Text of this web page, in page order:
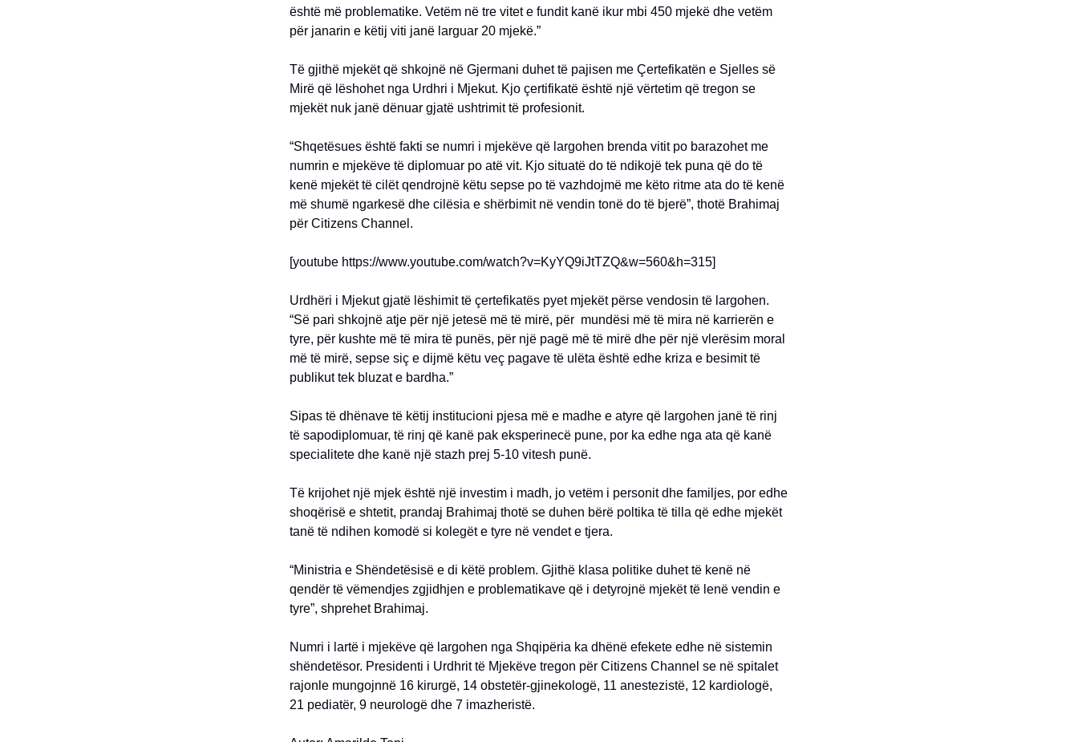
është më problematike. Vetëm në tre vitet e fundit kanë ikur mbi 450 mjekë dhe vetëm
për janarin e këtij viti janë larguar 20 mjekë.”
Të gjithë mjekët që shkojnë në Gjermani duhet të pajisen me Çertefikatën e Sjelles së
Mirë që lëshohet nga Urdhri i Mjekut. Kjo çertifikatë është një vërtetim që tregon se
mjekët nuk janë dënuar gjatë ushtrimit të profesionit.
“Shqetësues është fakti se numri i mjekëve që largohen brenda vitit po barazohet me
numrin e mjekëve të diplomuar po atë vit. Kjo situatë do të ndikojë tek puna që do të
kenë mjekët të cilët qendrojnë këtu sepse po të vazhdojmë me këto ritme ata do të kenë
më shumë ngarkesë dhe cilësia e shërbimit në vendin tonë do të bjerë”, thotë Brahimaj
për Citizens Channel.
[youtube https://www.youtube.com/watch?v=KyYQ9iJtTZQ&w=560&h=315]
Urdhëri i Mjekut gjatë lëshimit të çertefikatës pyet mjekët përse vendosin të largohen.
“Së pari shkojnë atje për një jetesë më të mirë, për mundësi më të mira në karrierën e
tyre, për kushte më të mira të punës, për një pagë më të mirë dhe për një vlerësim moral
më të mirë, sepse siç e dijmë këtu veç pagave të ulëta është edhe kriza e besimit të
publikut tek bluzat e bardha.”
Sipas të dhënave të këtij institucioni pjesa më e madhe e atyre që largohen janë të rinj
të sapodiplomuar, të rinj që kanë pak eksperinecë pune, por ka edhe nga ata që kanë
specialitete dhe kanë një stazh prej 5-10 vitesh punë.
Të krijohet një mjek është një investim i madh, jo vetëm i personit dhe familjes, por edhe
shoqërisë e shtetit, prandaj Brahimaj thotë se duhen bërë poltika të tilla që edhe mjekët
tanë të ndihen komodë si kolegët e tyre në vendet e tjera.
“Ministria e Shëndetësisë e di këtë problem. Gjithë klasa politike duhet të kenë në
qendër të vëmendjes zgjidhjen e problematikave që i detyrojnë mjekët të lenë vendin e
tyre”, shprehet Brahimaj.
Numri i lartë i mjekëve që largohen nga Shqipëria ka dhënë efekete edhe në sistemin
shëndetësor. Presidenti i Urdhrit të Mjekëve tregon për Citizens Channel se në spitalet
rajonle mungojnnë 16 kirurgë, 14 obstetër-gjinekologë, 11 anestezistë, 12 kardiologë,
21 pediatër, 9 neurologë dhe 7 imazheristë.